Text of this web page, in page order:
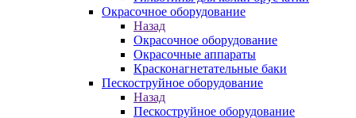
Окрасочное оборудование
Назад
Окрасочное оборудование
Окрасочные аппараты
Красконагнетательные баки
Пескоструйное оборудование
Назад
Пескоструйное оборудование